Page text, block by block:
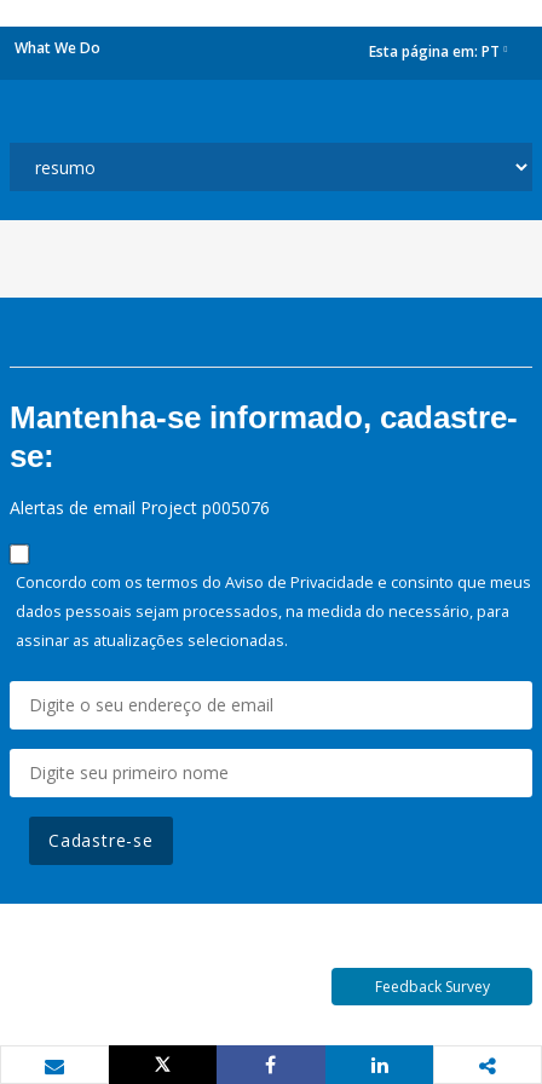
What We Do Esta página em: PT
Mantenha-se informado, cadastre-
se:
Alertas de email Project p005076
Concordo com os termos do Aviso de Privacidade e consinto que meus
dados pessoais sejam processados, na medida do necessário, para
assinar as atualizações selecionadas.
Cadastre-se
Feedback Survey